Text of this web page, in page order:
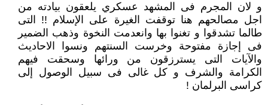
و لان المجرم فى المشهد عسكري يلعقون بيادته من
اجل مصالحهم هنا توقفت الغيرة على الإسلام !! التى
طالما تشدقوا و تغنوا بها وانعدمت النخوة وذهب الضمير
فى إجازة مفتوحة وخرست السنتهم ونسوا الاحاديث
والآيات التى يسترزقون من ورائها وسحقت فيهم
الكرامة والشرف و كل غالى فى سبيل الوصول إلى
كراسى البرلمان !